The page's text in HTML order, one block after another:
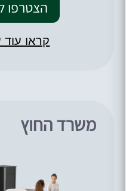
הצטרפו
קראו
משרד החוץ